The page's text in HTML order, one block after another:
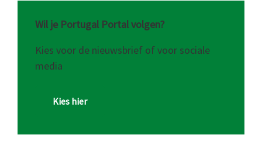
Wil je Portugal Portal volgen?
Kies voor de nieuwsbrief of voor sociale
media
Kies hier